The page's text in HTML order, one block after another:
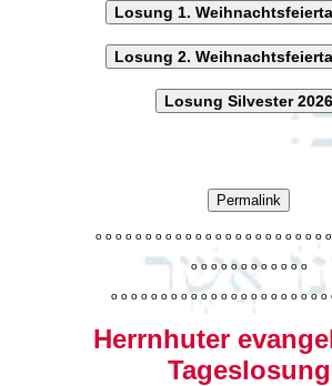
Losung 1.
Losung 2.
Losung Silvester 2026
Permalink
o o o o o o o o o o o o o o o o o o o o o o o o
o o o o o o o o o o o o
o o o o o o o o o o o o o o o o o o o o o o
Herrnhuter
Tageslosung